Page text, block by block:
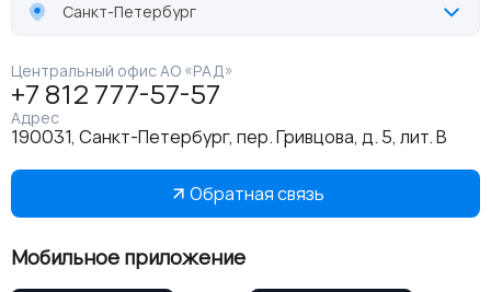
Санкт-Петербург
Центральный офис АО «РАД»
+7 812 777-57-57
Адрес
190031, Санкт-Петербург, пер. Гривцова, д. 5, лит. В
Обратная связь
Мобильное приложение